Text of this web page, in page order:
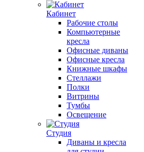
Кабинет
Рабочие столы
Компьютерные
кресла
Офисные диваны
Офисные кресла
Книжные шкафы
Стеллажи
Полки
Витрины
Тумбы
Освещение
Студия
Диваны и кресла